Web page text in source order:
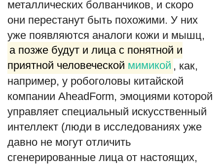
металлических болванчиков, и скоро
они перестанут быть похожими. У них
уже появляются аналоги кожи и мышц,
а позже будут и лица с понятной и
приятной человеческой мимикой , как,
например, у робоголовы китайской
компании AheadForm, эмоциями которой
управляет специальный искусственный
интеллект (люди в исследованиях уже
давно не могут отличить
сгенерированные лица от настоящих,